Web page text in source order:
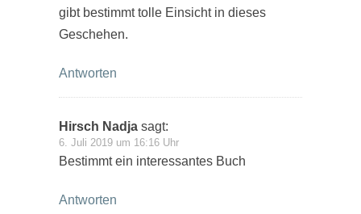
gibt bestimmt tolle Einsicht in dieses
Geschehen.
Antworten
Hirsch Nadja sagt:
6. Juli 2019 um 16:16 Uhr
Bestimmt ein interessantes Buch
Antworten